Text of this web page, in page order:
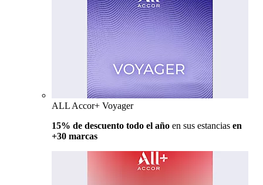
ALL Accor+ Voyager
15% de descuento todo el año en sus estancias en
+30 marcas